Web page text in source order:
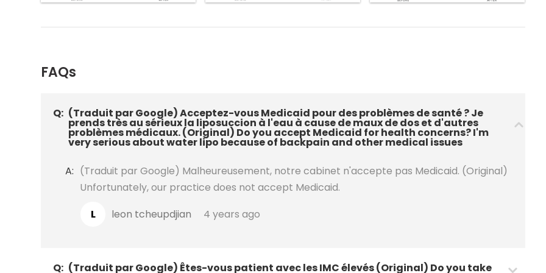
FAQs
Q: (Traduit par Google) Acceptez-vous Medicaid pour des problèmes de santé ? Je
prends très au sérieux la liposuccion à l'eau à cause de maux de dos et d'autres
problèmes médicaux. (Original) Do you accept Medicaid for health concerns? I'm
very serious about water lipo because of backpain and other medical issues
A: (Traduit par Google) Malheureusement, notre cabinet n'accepte pas Medicaid. (Original)
Unfortunately, our practice does not accept Medicaid.
L
leon tcheupdjian 4 years ago
Q: (Traduit par Google) Êtes-vous patient avec les IMC élevés (Original) Do you take